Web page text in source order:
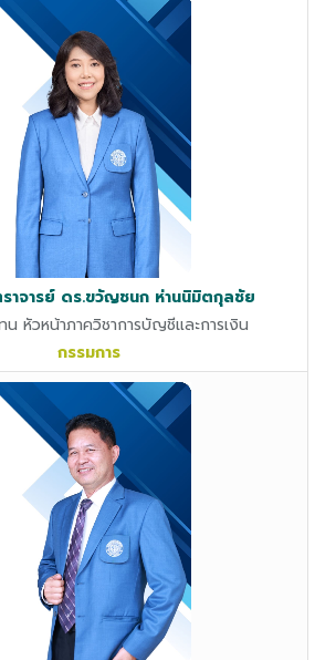
าจารย์ ดร.ขวัญชนก ห่านนิมิตกุลชัย
น หัวหน้าภาควิชาการบัญชีและการเงิน
กรรมการ